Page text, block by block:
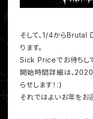
そして、1/4から
ります。
Sick Priceでお待ちし
開始時間詳細は、
らせします！:)
それではよいお年をお